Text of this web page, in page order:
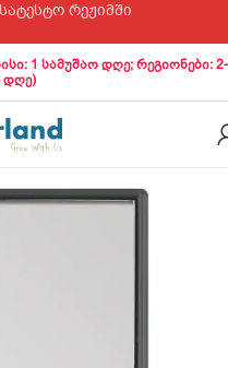
რეჟიმში
1 სამუშაო დღე; რეგიონები: 2-
დღე)